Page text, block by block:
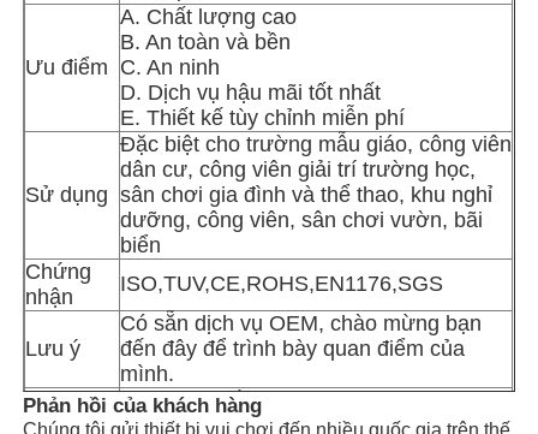
Sân chơi ngoài trời
Slide sân chơi tùy chỉnh
Trẻ em trượt lượn với đu
Thiết bị sân chơi nhỏ
Trượt nước trẻ em
cầu trượt nước tùy chỉnh
Ưu điểm
A. Chất lượng cao
B. An toàn và bền
C. An ninh
D. Dịch vụ hậu mãi tốt nhất
E. Thiết kế tùy chỉnh miễn phí
Sử dụng
Đặc biệt cho trường mẫu giáo, công viên
dân cư, công viên giải trí trường học,
sân chơi gia đình và thể thao, khu nghỉ
dưỡng, công viên, sân chơi vườn, bãi
biển
Chứng
nhận
ISO,TUV,CE,ROHS,EN1176,SGS
Lưu ý
Có sẵn dịch vụ OEM, chào mừng bạn
đến đây để trình bày quan điểm của
mình.
Loại hình
công ty
Nhà sản xuất tại Quảng Châu, Trung
Quốc
Phản hồi của khách hàng
Chúng tôi gửi thiết bị vui chơi đến nhiều quốc gia trên thế